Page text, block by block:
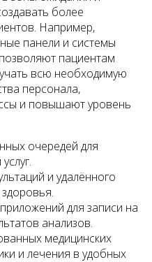
более
Например,
панели и системы
пациентам
всю необходимую
персонала,
и повышают уровень
очередей для
и удалённого
для записи на
анализов.
медицинских
и лечения в удобных